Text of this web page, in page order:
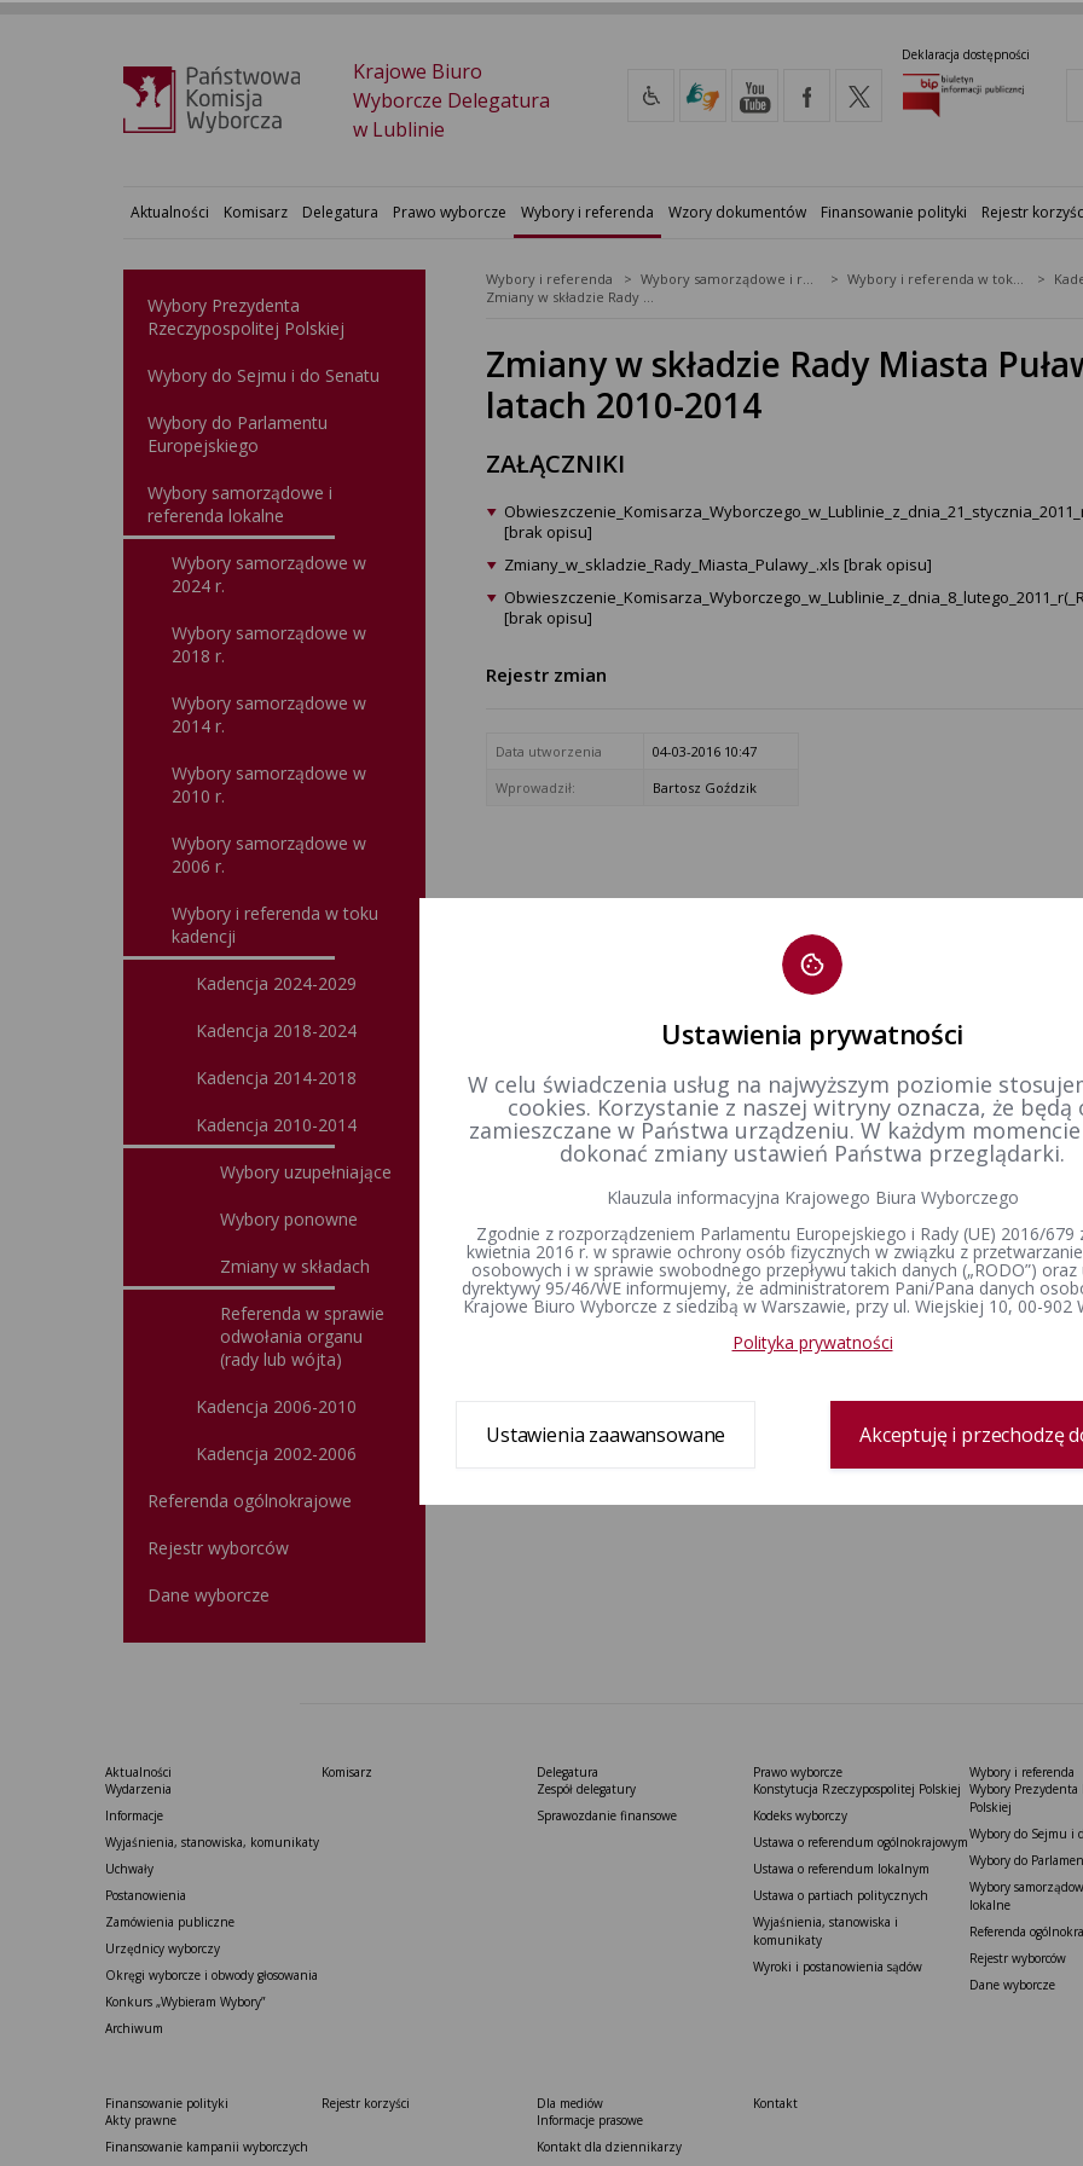
Krajowe Biuro
Wyborcze Delegatura
w Lublinie
Deklaracja dostępności
Aktualności Komisarz Delegatura Prawo wyborcze Wybory i referenda Wzory dokumentów Finansowanie polityki Rejestr
Wybory Prezydenta
Rzeczypospolitej Polskiej
Wybory do Sejmu i do Senatu
Wybory do Parlamentu
Europejskiego
Wybory samorządowe i
referenda lokalne
Wybory samorządowe w
2024 r.
Wybory samorządowe w
2018 r.
Wybory samorządowe w
2014 r.
Wybory samorządowe w
2010 r.
Wybory samorządowe w
2006 r.
Wybory i referenda w toku
kadencji
Kadencja 2024-2029
Kadencja 2018-2024
Kadencja 2014-2018
Kadencja 2010-2014
Wybory uzupełniające
Wybory ponowne
Zmiany w składach
Referenda w sprawie
odwołania organu
(rady lub wójta)
Kadencja 2006-2010
Kadencja 2002-2006
Referenda ogólnokrajowe
Rejestr wyborców
Dane wyborcze
Wybory i referenda Wybory samorządowe i referenda lokalne Wybory i referenda w toku kadencji
Zmiany w składzie Rady Miasta Puławy w toku kadencji w latach 2010-2014
Zmiany w składzie Rady Miasta
latach 2010-2014
ZAŁĄCZNIKI
[brak opisu]
Zmiany_w_skladzie_Rady_Miasta_Pulawy_.xls [brak opisu]
[brak opisu]
Rejestr zmian
Data utworzenia
04-03-2016 10:47
Wprowadził:
Bartosz Goździk
Aktualności
Wydarzenia
Informacje
Wyjaśnienia, stanowiska, komunikaty
Uchwały
Postanowienia
Zamówienia publiczne
Urzędnicy wyborczy
Okręgi wyborcze i obwody głosowania
Konkurs „Wybieram Wybory”
Archiwum
Komisarz
Delegatura
Zespół delegatury
Sprawozdanie finansowe
Prawo wyborcze
Konstytucja Rzeczypospolitej Polskiej​
Kodeks wyborczy
Ustawa o referendum ogólnokrajowym
Ustawa o referendum lokalnym
Ustawa o partiach politycznych
Wyjaśnienia, stanowiska i
komunikaty
Wyroki i postanowienia sądów
Wybory i referenda
Wybory Prezydenta
Polskiej
Wybory do Sejmu i
Wybory do
Wybory
lokalne
Referenda
Rejestr wyborców
Dane wyborcze
Finansowanie polityki
Akty prawne
Finansowanie kampanii wyborczych
Rejestr korzyści
Dla mediów
Informacje prasowe
Kontakt dla dziennikarzy
Kontakt
Ustawienia prywatności
W celu świadczenia usług na najwyższym poziomie
cookies. Korzystanie z naszej witryny oznacza, że będą
zamieszczane w Państwa urządzeniu. W każdym
dokonać zmiany ustawień Państwa przeglądarki.
Klauzula informacyjna Krajowego Biura Wyborczego
Zgodnie z rozporządzeniem Parlamentu Europejskiego i Rady (UE) 2016/679
kwietnia 2016 r. w sprawie ochrony osób fizycznych w związku z
osobowych i w sprawie swobodnego przepływu takich danych („RODO”) oraz
dyrektywy 95/46/WE informujemy, że administratorem Pani/Pana danych
Krajowe Biuro Wyborcze z siedzibą w Warszawie, przy ul. Wiejskiej 10, 00-902
Polityka prywatności
Ustawienia zaawansowane Akceptuję i przechodzę